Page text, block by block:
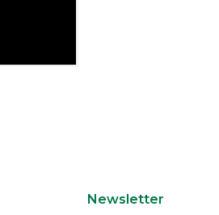
Newsletter